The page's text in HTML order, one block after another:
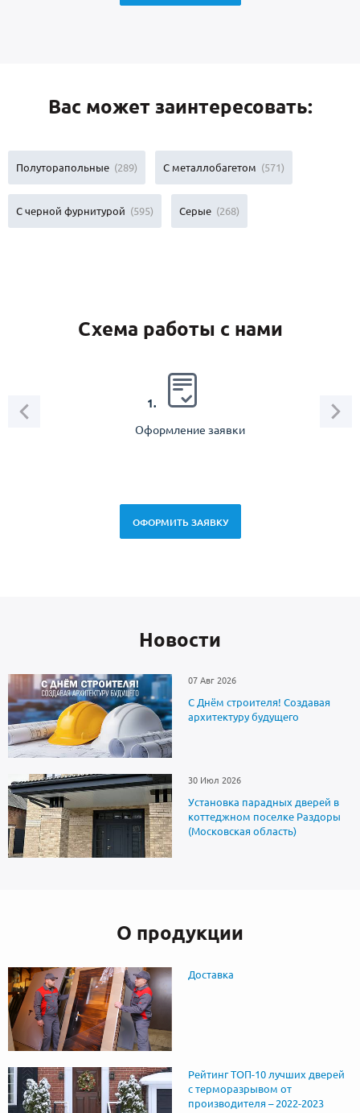
Вас может заинтересовать:
Полуторапольные (289) С металлобагетом (571)
С черной фурнитурой (595) Серые (268)
Схема работы с нами
1.
Оформление заявки
ОФОРМИТЬ ЗАЯВКУ
Новоcти
07 Авг 2026
С Днём строителя! Создавая
архитектуру будущего
30 Июл 2026
Установка парадных дверей в
коттеджном поселке Раздоры
(Московская область)
О продукции
Доставка
Рейтинг ТОП-10 лучших дверей
с терморазрывом от
производителя – 2022-2023